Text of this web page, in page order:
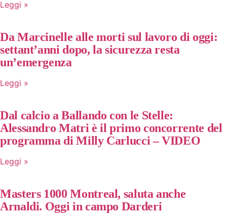
Leggi »
Da Marcinelle alle morti sul lavoro di oggi:
settant’anni dopo, la sicurezza resta
un’emergenza
Leggi »
Dal calcio a Ballando con le Stelle:
Alessandro Matri è il primo concorrente del
programma di Milly Carlucci – VIDEO
Leggi »
Masters 1000 Montreal, saluta anche
Arnaldi. Oggi in campo Darderi